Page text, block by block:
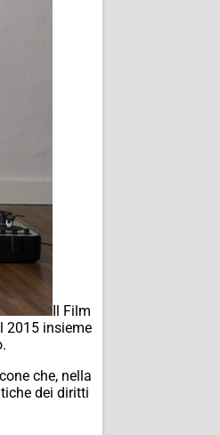
Il Film
2015 insieme
che, nella
dei diritti